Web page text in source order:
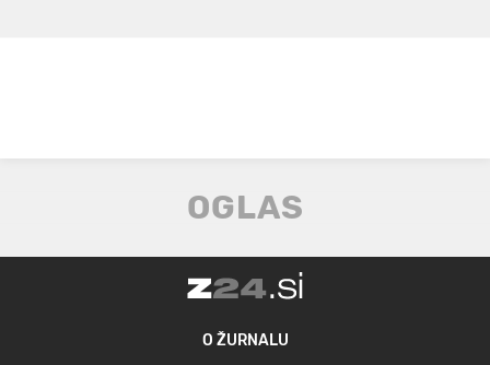
O ŽURNALU